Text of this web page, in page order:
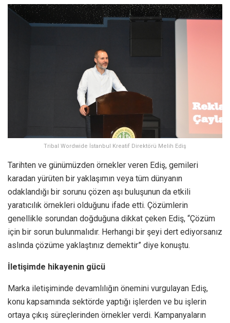
Tribal Wordwide İstanbul Kreatif Direktörü Melih Ediş
Tarihten ve günümüzden örnekler veren Ediş, gemileri
karadan yürüten bir yaklaşımın veya tüm dünyanın
odaklandığı bir sorunu çözen aşı buluşunun da etkili
yaratıcılık örnekleri olduğunu ifade etti. Çözümlerin
genellikle sorundan doğduğuna dikkat çeken Ediş, “Çözüm
için bir sorun bulunmalıdır. Herhangi bir şeyi dert ediyorsanız
aslında çözüme yaklaştınız demektir” diye konuştu.
İletişimde hikayenin gücü
Marka iletişiminde devamlılığın önemini vurgulayan Ediş,
konu kapsamında sektörde yaptığı işlerden ve bu işlerin
ortaya çıkış süreçlerinden örnekler verdi. Kampanyaların